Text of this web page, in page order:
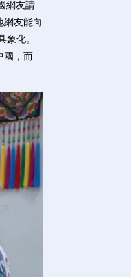
網友請
網友能向
化。
國，而